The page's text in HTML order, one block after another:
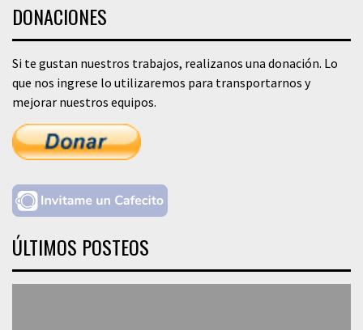
DONACIONES
Si te gustan nuestros trabajos, realizanos una donación. Lo
que nos ingrese lo utilizaremos para transportarnos y
mejorar nuestros equipos.
ÚLTIMOS POSTEOS